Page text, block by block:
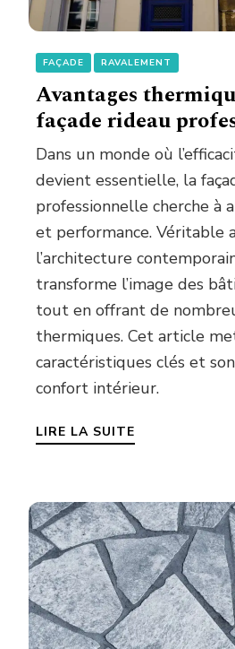
FAÇADE RAVALEMENT
Avantages
façade rideau
Dans un monde où
devient essentielle, la
professionnelle cherche à
et performance. Véritable
l’architecture
transforme l’image des
tout en offrant de
thermiques. Cet article
caractéristiques clés et
confort intérieur.
LIRE LA SUITE